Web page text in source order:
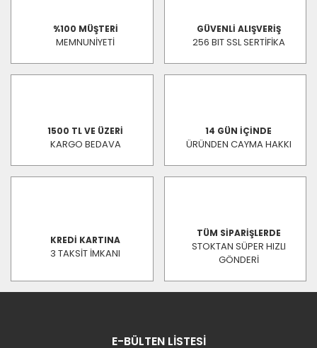
%100 MÜŞTERİ
MEMNUNİYETİ
GÜVENLİ ALIŞVERİŞ
256 BIT SSL SERTİFİKA
1500 TL VE ÜZERİ
KARGO BEDAVA
14 GÜN İÇİNDE
ÜRÜNDEN CAYMA HAKKI
KREDİ KARTINA
3 TAKSİT İMKANI
TÜM SİPARİŞLERDE
STOKTAN SÜPER HIZLI
GÖNDERİ
E-BÜLTEN LİSTESİ